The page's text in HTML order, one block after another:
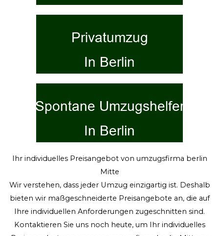
Ihr individuelles Preisangebot von umzugsfirma berlin
Mitte
Wir verstehen, dass jeder Umzug einzigartig ist. Deshalb
bieten wir maßgeschneiderte Preisangebote an, die auf
Ihre individuellen Anforderungen zugeschnitten sind.
Kontaktieren Sie uns noch heute, um Ihr individuelles